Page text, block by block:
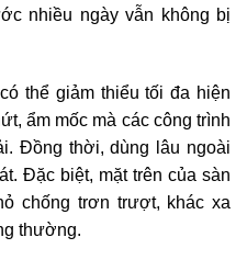
nhiều ngày vẫn không bị
thể giảm thiểu tối đa hiện
ẩm mốc mà các công trình
Đồng thời, dùng lâu ngoài
Đặc biệt, mặt trên của sàn
chống trơn trượt, khác xa
thường.